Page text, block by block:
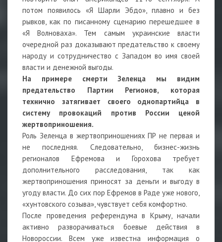
потом появилось «Я Шарли Эбдо», плавно и без
рывков, как по писанному сценарию перешедшее в
«Я Волноваха». Тем самым украинские власти
очередной раз доказывают предательство к своему
народу и сотрудничество с Западом во имя своей
власти и денежной выгоды.
На примере смерти Зеленца мы видим
предательство Партии Регионов, которая
технично затягивает своего однопартийца в
систему провокаций против России ценой
жертвоприношения.
Роль Зеленца в жертвоприношениях ПР не первая и
не последняя. Следовательно, бизнес-жизнь
регионалов Ефремова и Горохова требует
дополнительного расследования, так как
жертвоприношения приносят за деньги и выгоду в
угоду власти. До сих пор Ефремов в Раде уже нового,
«хунтовского созыва», чувствует себя комфортно.
После проведения референдума в Крыму, начали
активно разворачиваться боевые действия в
Новороссии. Всем уже известна информация о